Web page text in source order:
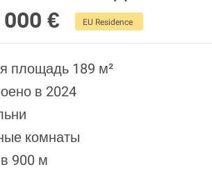
€
EU Residence
площадь 189 м²
в 2024
комнаты
900 м